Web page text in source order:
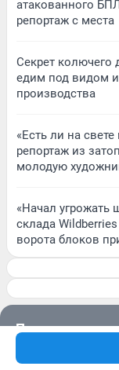
атакованного
репортаж с места
Секрет колючего
едим под видом
производства
«Есть ли на
репортаж из
молодую
«Начал угрожать
склада
ворота блоков
Подписаться